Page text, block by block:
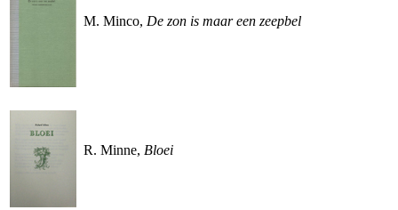
M. Minco, De zon is maar een zeepbel
R. Minne, Bloei